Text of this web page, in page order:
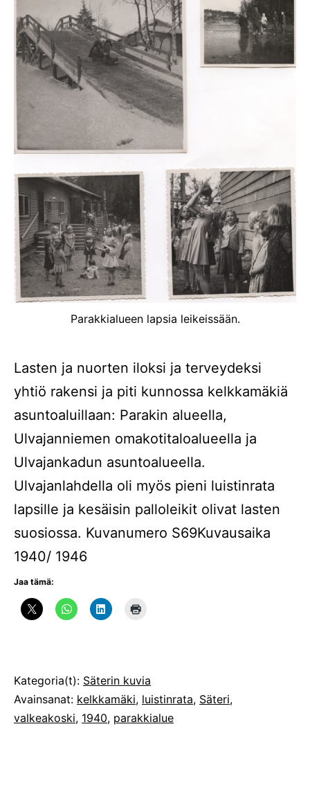
Parakkialueen lapsia leikeissään.
Lasten ja nuorten iloksi ja terveydeksi
yhtiö rakensi ja piti kunnossa kelkkamäkiä
asuntoaluillaan: Parakin alueella,
Ulvajanniemen omakotitaloalueella ja
Ulvajankadun asuntoalueella.
Ulvajanlahdella oli myös pieni luistinrata
lapsille ja kesäisin palloleikit olivat lasten
suosiossa. Kuvanumero S69Kuvausaika
1940/ 1946
Jaa tämä:
Julkaistu
Kategoria(t): Säterin kuvia
Avainsanat: kelkkamäki, luistinrata, Säteri,
valkeakoski, 1940, parakkialue